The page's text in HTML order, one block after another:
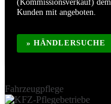
Kunden mit angeboten.
» HÄNDLERSUCHE
Fahrzeugpflege